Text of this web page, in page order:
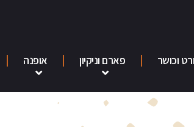
וכושר פארם וניקיון אופנה